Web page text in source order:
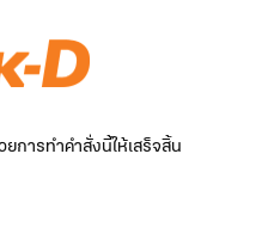
การทำคำสั่งนี้ให้เสร็จสิ้น